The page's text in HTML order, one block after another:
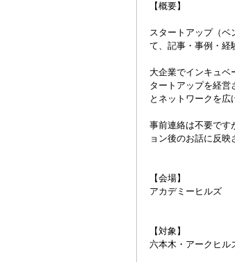
【概要】
スタートアップ（ベ
て、記事・事例・経
大企業でインキュベ
タートアップを経営
とネットワークを広
事前連絡は不要です
ョン後のお話に反映
【会場】
アカデミーヒルズ
【対象】
六本木・アークヒル